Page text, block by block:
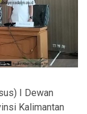
I Dewan
Kalimantan